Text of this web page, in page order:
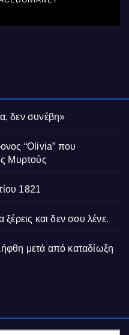
δεν συνέβη»
“Olivia” που
Μυρτούς
1821
και δεν σου λένε.
μετά από καταδίωξη